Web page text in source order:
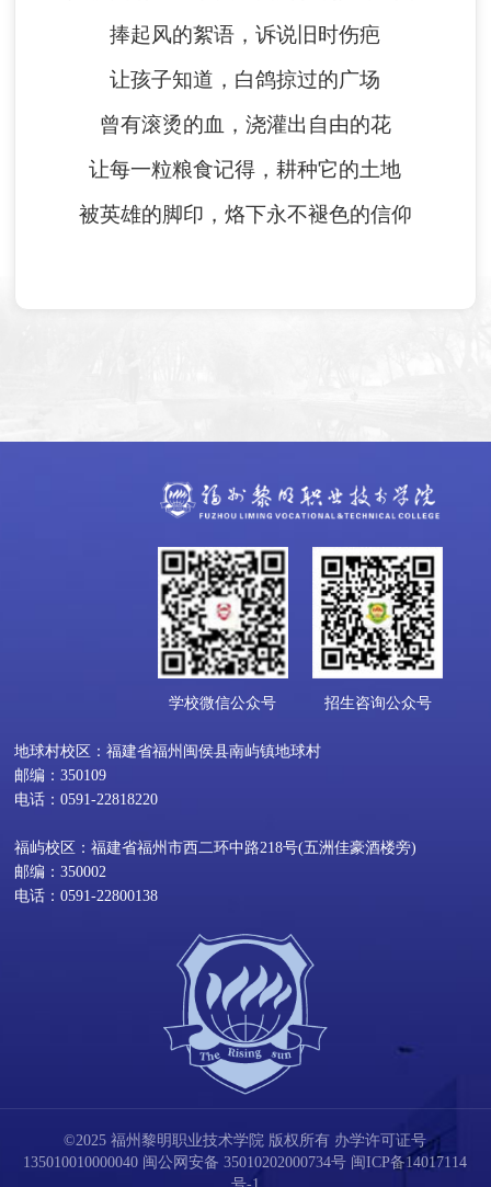
捧起风的絮语，诉说旧时伤疤
让孩子知道，白鸽掠过的广场
曾有滚烫的血，浇灌出自由的花
让每一粒粮食记得，耕种它的土地
被英雄的脚印，烙下永不褪色的信仰
学校微信公众号 招生咨询公众号
地球村校区：福建省福州闽侯县南屿镇地球村
邮编：350109
电话：0591-22818220
福屿校区：福建省福州市西二环中路218号(五洲佳豪酒楼旁)
邮编：350002
电话：0591-22800138
©2025 福州黎明职业技术学院 版权所有 办学许可证号
135010010000040 闽公网安备 35010202000734号 闽ICP备14017114
号-1